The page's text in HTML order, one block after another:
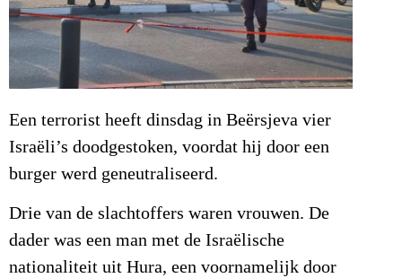
Een terrorist heeft dinsdag in Beërsjeva vier
Israëli’s doodgestoken, voordat hij door een
burger werd geneutraliseerd.
Drie van de slachtoffers waren vrouwen. De
dader was een man met de Israëlische
nationaliteit uit Hura, een voornamelijk door